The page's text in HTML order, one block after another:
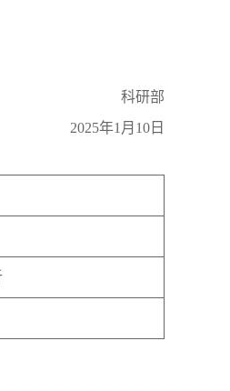
科研部
2025年1月10日